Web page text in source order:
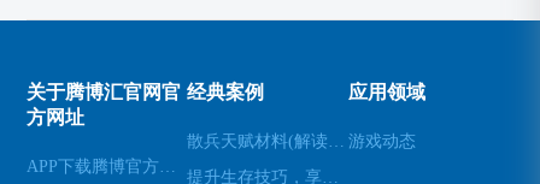
关于腾博汇官网官
方网址
经典案例 应用领域
游戏动态